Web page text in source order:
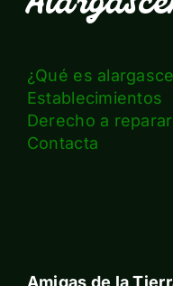
¿Qué es
Establecimientos
Derecho a reparar
Contacta
Amigas de la